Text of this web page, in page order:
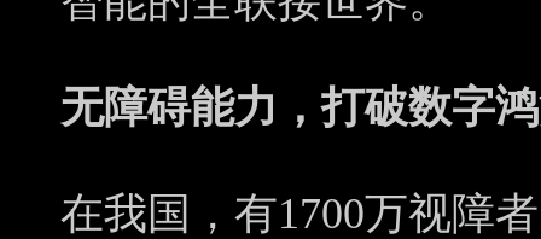
无障碍能力，打破数字
在我国，有1700万视障